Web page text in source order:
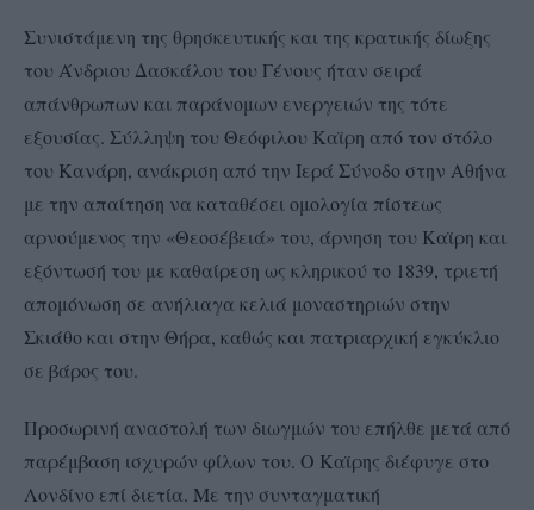
Συνιστάμενη της θρησκευτικής και της κρατικής δίωξης
του Άνδριου Δασκάλου του Γένους ήταν σειρά
απάνθρωπων και παράνομων ενεργειών της τότε
εξουσίας. Σύλληψη του Θεόφιλου Καϊρη από τον στόλο
του Κανάρη, ανάκριση από την Ιερά Σύνοδο στην Αθήνα
με την απαίτηση να καταθέσει ομολογία πίστεως
αρνούμενος την «Θεοσέβειά» του, άρνηση του Καϊρη και
εξόντωσή του με καθαίρεση ως κληρικού το 1839, τριετή
απομόνωση σε ανήλιαγα κελιά μοναστηριών στην
Σκιάθο και στην Θήρα, καθώς και πατριαρχική εγκύκλιο
σε βάρος του.
Προσωρινή αναστολή των διωγμών του επήλθε μετά από
παρέμβαση ισχυρών φίλων του. Ο Καϊρης διέφυγε στο
Λονδίνο επί διετία. Με την συνταγματική